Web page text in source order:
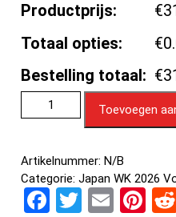
Productprijs:
Totaal opties:
Bestelling totaal:
Toevoegen
Artikelnummer:N/B
Categorie:Japan WK 2026
F
T
E
Pi